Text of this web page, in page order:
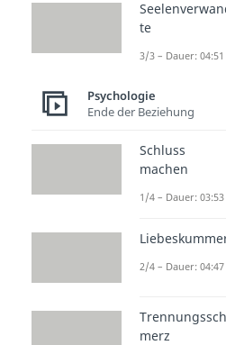
Verhalten
ist und was du
Zum Video:
te
3/3 – Dauer: 04:51
Psychologie
Ende der Beziehung
Schluss
machen
1/4 – Dauer: 03:53
2/4 – Dauer: 04:47
Trennungssch
merz